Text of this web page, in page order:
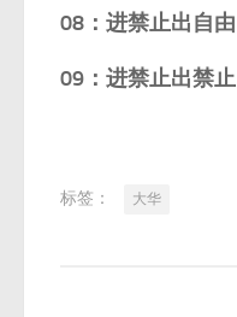
08：进禁止出自由
09：进禁止出禁止
标签： 大华